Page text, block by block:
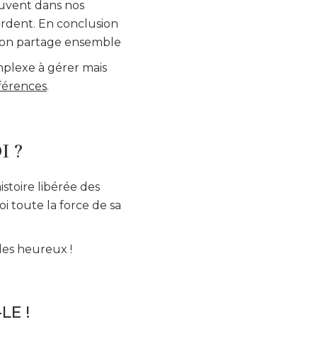
dans nos
En conclusion
partage ensemble
à gérer mais
.
?
libérée des
toute la force de sa
heureux !
!